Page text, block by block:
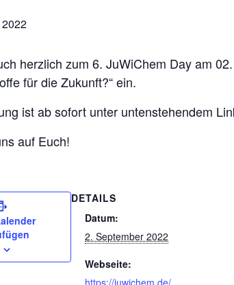
herzlich zum 6. JuWiChem Day am
für die Zukunft?“ ein.
ist ab sofort unter untenstehendem
auf Euch!
DETAILS
Datum:
2. September 2022
Webseite:
https://juwichem.de/